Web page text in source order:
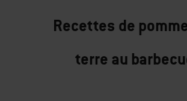
Recettes de
terre au